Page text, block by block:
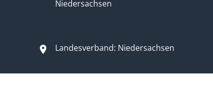
Niedersachsen
Landesverband: Niedersachsen